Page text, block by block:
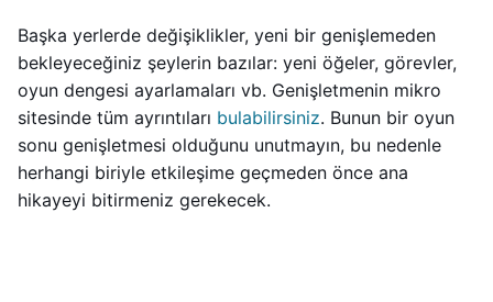
Başka yerlerde değişiklikler, yeni bir genişlemeden
bekleyeceğiniz şeylerin bazılar: yeni öğeler, görevler,
oyun dengesi ayarlamaları vb. Genişletmenin mikro
sitesinde tüm ayrıntıları bulabilirsiniz. Bunun bir oyun
sonu genişletmesi olduğunu unutmayın, bu nedenle
herhangi biriyle etkileşime geçmeden önce ana
hikayeyi bitirmeniz gerekecek.